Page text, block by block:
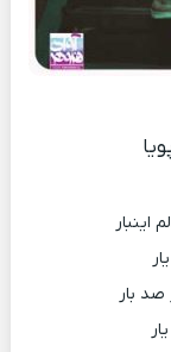
اینبار
صد بار